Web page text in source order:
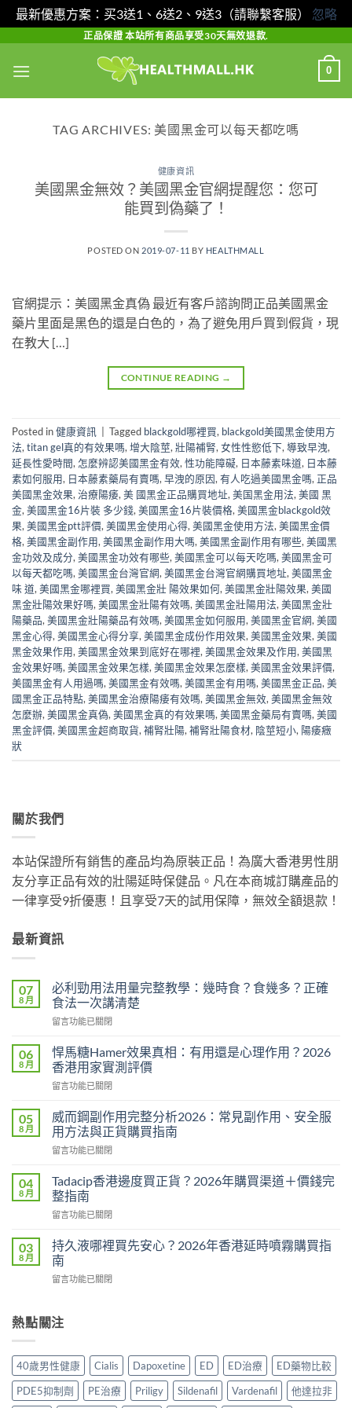
最新優惠方案：买3送1、6送2、9送3（請聯繫客服） 忽略
content
正品保證 本站所有商品享受30天無效退款.
0
TAG ARCHIVES: 美國黑金可以每天都吃嗎
健康資訊
美國黑金無效？美國黑金官網提醒您：您可
能買到偽藥了！
POSTED ON 2019-07-11 BY HEALTHMALL
官網提示：美國黑金真偽 最近有客戶諮詢問正品美國黑金
藥片里面是黑色的還是白色的，為了避免用戶買到假貨，現
在教大 […]
CONTINUE READING →
Posted in健康資訊 Tagged blackgold哪裡買, blackgold美國黑金使用方
法, titan gel真的有效果嗎, 增大陰莖, 壯陽補腎, 女性性慾低下, 導致早洩,
延長性愛時間, 怎麼辨認美國黑金有效, 性功能障礙, 日本藤素味道, 日本藤
素如何服用, 日本藤素藥局有賣嗎, 早洩的原因, 有人吃過美國黑金嗎, 正品
美國黑金效果, 治療陽痿, 美 國黑金正品購買地址, 美国黑金用法, 美國 黑
金, 美國黑金16片裝 多少錢, 美國黑金16片裝價格, 美國黑金blackgold效
果, 美國黑金ptt評價, 美國黑金使用心得, 美國黑金使用方法, 美國黑金價
格, 美國黑金副作用, 美國黑金副作用大嗎, 美國黑金副作用有哪些, 美國黑
金功效及成分, 美國黑金功效有哪些, 美國黑金可以每天吃嗎, 美國黑金可
以每天都吃嗎, 美國黑金台灣官網, 美國黑金台灣官網購買地址, 美國黑金
味 道, 美國黑金哪裡買, 美國黑金壯 陽效果如何, 美國黑金壯陽效果, 美國
黑金壯陽效果好嗎, 美國黑金壯陽有效嗎, 美國黑金壯陽用法, 美國黑金壯
陽藥品, 美國黑金壯陽藥品有效嗎, 美國黑金如何服用, 美國黑金官網, 美國
黑金心得, 美國黑金心得分享, 美國黑金成份作用效果, 美國黑金效果, 美國
黑金效果作用, 美國黑金效果到底好在哪裡, 美國黑金效果及作用, 美國黑
金效果好嗎, 美國黑金效果怎樣, 美國黑金效果怎麼樣, 美國黑金效果評價,
美國黑金有人用過嗎, 美國黑金有效嗎, 美國黑金有用嗎, 美國黑金正品, 美
國黑金正品特點, 美國黑金治療陽痿有效嗎, 美國黑金無效, 美國黑金無效
怎麼辦, 美國黑金真偽, 美國黑金真的有效果嗎, 美國黑金藥局有賣嗎, 美國
黑金評價, 美國黑金超商取貨, 補腎壯陽, 補腎壯陽食材, 陰莖短小, 陽痿癥
狀
關於我們
本站保證所有銷售的產品均為原裝正品！為廣大香港男性朋
友分享正品有效的壯陽延時保健品。凡在本商城訂購產品的
一律享受9折優惠！且享受7天的試用保障，無效全額退款！
最新資訊
07
8 月
必利勁用法用量完整教學：幾時食？食幾多？正確
食法一次講清楚
在
利
勁
用
法
量
完
整
教
幾
時
食
多？
正
確
一
次
清
楚〉
中
留言功能已關閉
06
8 月
悍馬糖Hamer效果真相：有用還是心理作用？2026
香港用家實測評價
在
馬
糖
Hamer
效
真
相：
有
用
是
心
作
香
家
實
測
評
留言功能已關閉
05
8 月
威而鋼副作用完整分析2026：常見副作用、安全服
用方法與正貨購買指南
在
而
鋼
副
作
完
整
分
析
見
用、
安
全
服
留言功能已關閉
04
8 月
Tadacip香港邊度買正貨？2026年購買渠道＋價錢完
整指南
在
香
港
邊
度
貨？
購
買
渠
道
留言功能已關閉
03
8 月
持久液哪裡買先安心？2026年香港延時噴霧購買指
南
在
液
哪
買
先
安
心？
留言功能已關閉
熱點關注
40歲男性健康 Cialis Dapoxetine ED ED治療
ED藥物比較
PDE5抑制劑
PE治療 Priligy Sildenafil Vardenafil 他達拉非